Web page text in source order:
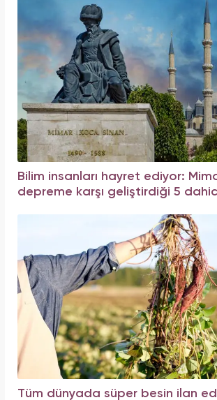
Bilim insanları hayret ediyor:
depreme karşı geliştirdiği 5
Tüm dünyada süper besin ilan